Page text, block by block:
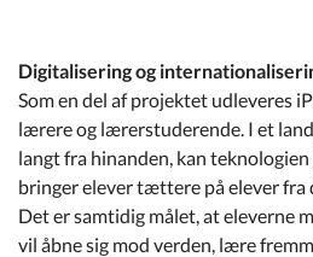
Digitalisering og
Som en del af projektet udleveres
lærere og lærerstuderende. I et
langt fra hinanden, kan
bringer elever tættere på elever fra
Det er samtidig målet, at eleverne
vil åbne sig mod verden, lære